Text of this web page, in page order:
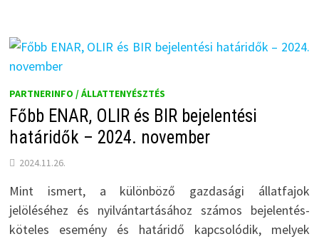
PARTNERINFO / ÁLLATTENYÉSZTÉS
Főbb ENAR, OLIR és BIR bejelentési
határidők – 2024. november
2024.11.26.
Mint ismert, a különböző gazdasági állatfajok
jelöléséhez és nyilvántartásához számos bejelentés-
köteles esemény és határidő kapcsolódik, melyek